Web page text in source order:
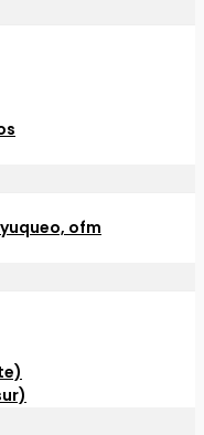
ofm